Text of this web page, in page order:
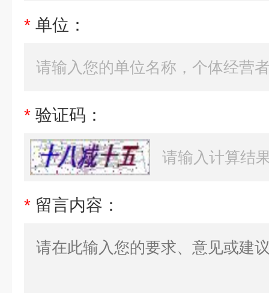
* 单位：
* 验证码：
* 留言内容：